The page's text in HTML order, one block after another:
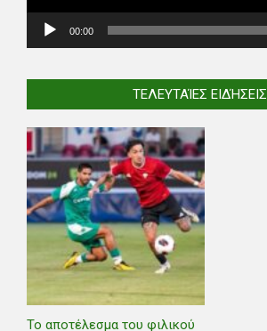
00:00
ΤΕΛΕΥΤΑΊΕΣ ΕΙΔΉΣΕΙΣ
Το αποτέλεσμα του φιλικού